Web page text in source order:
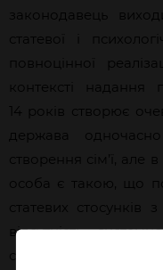
законодавець
статевої і
повноцінної
контексті
14 років створює
держава
створення сім’ї,
особа є такою, що
статевих стосунків
відсутність